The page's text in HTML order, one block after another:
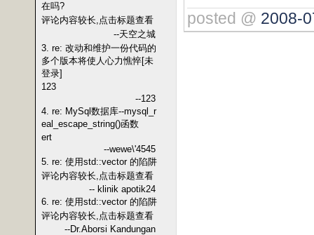
在吗?
评论内容较长,点击标题查看
--天空之城
3. re: 改动和维护一份代码的
多个版本将使人心力憔悴[未
登录]
123
--123
4. re: MySql数据库--mysql_r
eal_escape_string()函数
ert
--wewe\'4545
5. re: 使用std::vector 的陷阱
评论内容较长,点击标题查看
-- klinik apotik24
6. re: 使用std::vector 的陷阱
评论内容较长,点击标题查看
--Dr.Aborsi Kandungan
posted @ 2008-